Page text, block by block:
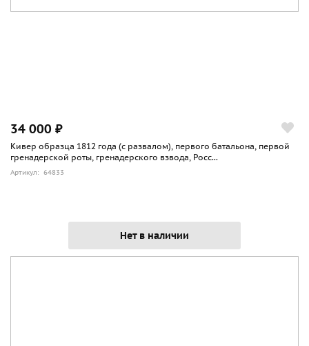
34 000 ₽
Кивер образца 1812 года (с развалом), первого батальона, первой
гренадерской роты, гренадерского взвода, Росс...
Артикул: 64833
Нет в наличии